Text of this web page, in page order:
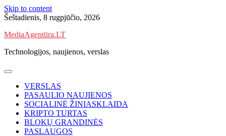
Skip to content
Šeštadienis, 8 rugpjūčio, 2026
MediaAgentūra.LT
Technologijos, naujienos, verslas
VERSLAS
PASAULIO NAUJIENOS
SOCIALINĖ ŽINIASKLAIDA
KRIPTO TURTAS
BLOKŲ GRANDINĖS
PASLAUGOS